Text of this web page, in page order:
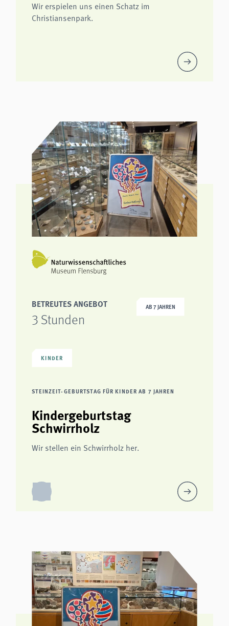
Wir erspielen uns einen Schatz im
Christiansenpark.
BETREUTES ANGEBOT
3 Stunden
AB 7 JAHREN
KINDER
STEINZEIT-GEBURTSTAG FÜR KINDER AB 7 JAHREN
Kindergeburtstag
Schwirrholz
Wir stellen ein Schwirrholz her.